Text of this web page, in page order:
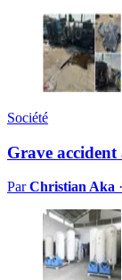
Société
Grave
ParChristian Aka ·